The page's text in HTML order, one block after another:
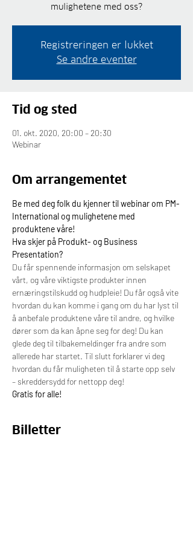
mulighetene med oss?
Registreringen er lukket
Se andre eventer
Tid og sted
01. okt. 2020, 20:00 – 20:30
Webinar
Om arrangementet
Be med deg folk du kjenner til webinar om PM-
International og mulighetene med
produktene våre!
Hva skjer på Produkt- og Business
Presentation?
Du får spennende informasjon om selskapet
vårt, og våre viktigste produkter innen
ernæringstilskudd og hudpleie! Du får også vite
hvordan du kan komme i gang om du har lyst til
å anbefale produktene våre til andre, og hvilke
dører som da kan åpne seg for deg! Du kan
glede deg til tilbakemeldinger fra andre som
allerede har startet. Til slutt forklarer vi deg
hvordan du får muligheten til å starte opp selv
– skreddersydd for nettopp deg!
Gratis for alle!
Billetter